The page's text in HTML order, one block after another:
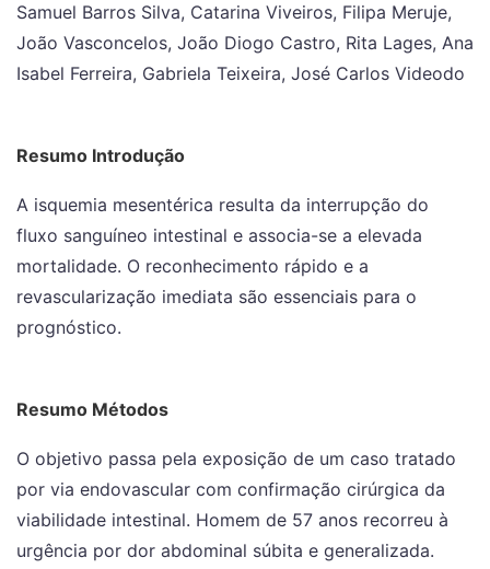
Samuel Barros Silva, Catarina Viveiros, Filipa Meruje,
João Vasconcelos, João Diogo Castro, Rita Lages, Ana
Isabel Ferreira, Gabriela Teixeira, José Carlos Videodo
Resumo Introdução
A isquemia mesentérica resulta da interrupção do
fluxo sanguíneo intestinal e associa-se a elevada
mortalidade. O reconhecimento rápido e a
revascularização imediata são essenciais para o
prognóstico.
Resumo Métodos
O objetivo passa pela exposição de um caso tratado
por via endovascular com confirmação cirúrgica da
viabilidade intestinal. Homem de 57 anos recorreu à
urgência por dor abdominal súbita e generalizada.